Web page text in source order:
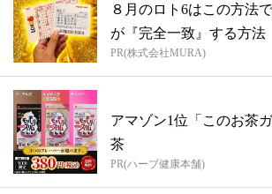
８月のロト6はこの方法
が『完全一致』する方法
PR(株式会社MURA)
アマゾン1位「このお茶
茶
PR(ハーブ健康本舗)